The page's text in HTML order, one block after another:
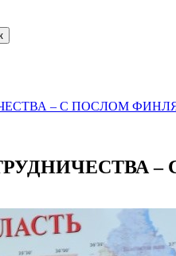
– С ПОСЛОМ